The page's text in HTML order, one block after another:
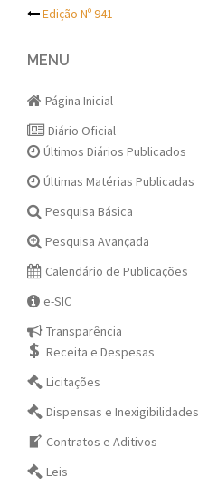
Post
navigation
Edição Nº 941
MENU
Página Inicial
Diário Oficial
Últimos Diários Publicados
Últimas Matérias Publicadas
Pesquisa Básica
Pesquisa Avançada
Calendário de Publicações
e-SIC
Transparência
Receita e Despesas
Licitações
Dispensas e Inexigibilidades
Contratos e Aditivos
Leis